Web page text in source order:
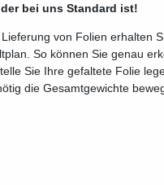
bei uns Standard ist!
von Folien erhalten
So können Sie genau
Sie Ihre gefaltete Folie
die Gesamtgewichte